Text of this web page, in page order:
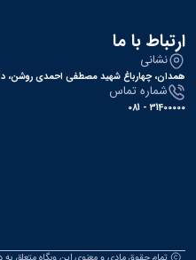
ارتباط با ما
نشانی
همدان، چهارباغ شهید مصطفی احمدی روشن،
شماره تماس
31400000 - 081